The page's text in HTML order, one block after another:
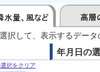
択して、表示するデータ
択をクリア
年月日の